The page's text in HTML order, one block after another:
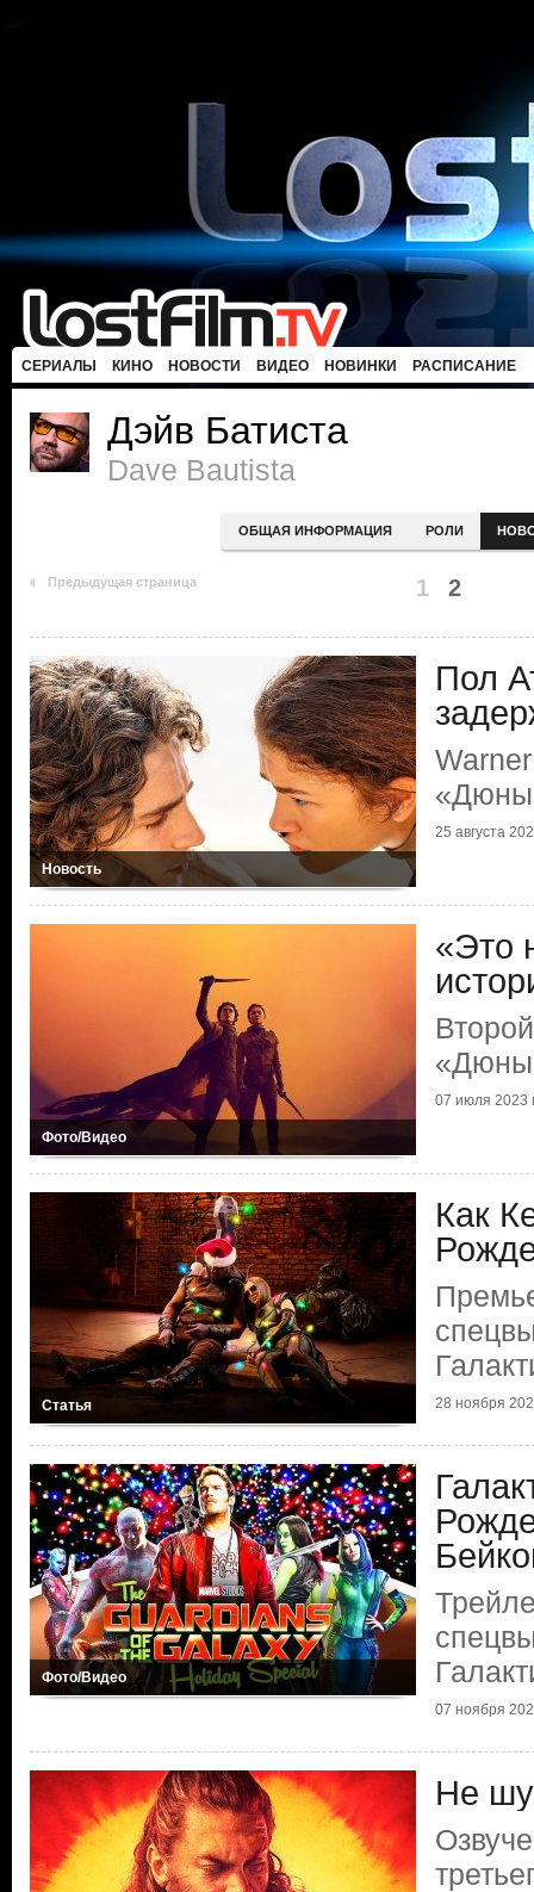
СЕРИАЛЫ КИНО НОВОСТИ ВИДЕО НОВИНКИ РАСПИСАНИЕ
Дэйв Батиста
Dave Bautista
ОБЩАЯ ИНФОРМАЦИЯ РОЛИ
Предыдущая страница 1 2
Новость
Пол
25 августа
Фото/Видео
«Это
07 июля 2023
Статья
Как
28 ноября
Фото/Видео
07 ноября
Не